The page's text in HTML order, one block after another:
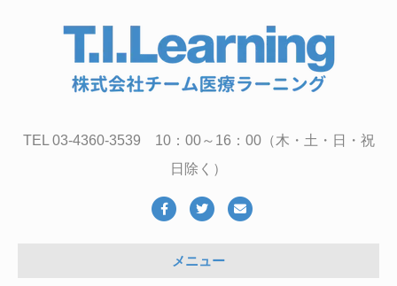
TEL 03-4360-3539 10：00～16：00（木・土・日・祝
日除く）
FacebookTwitterEmail
メニュー